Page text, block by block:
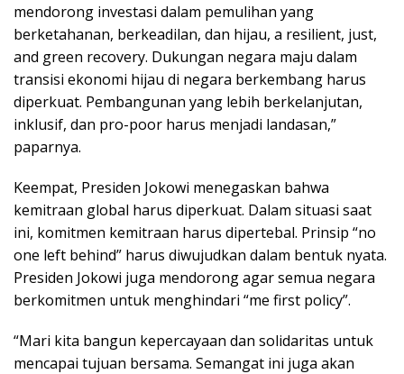
mendorong investasi dalam pemulihan yang
berketahanan, berkeadilan, dan hijau, a resilient, just,
and green recovery. Dukungan negara maju dalam
transisi ekonomi hijau di negara berkembang harus
diperkuat. Pembangunan yang lebih berkelanjutan,
inklusif, dan pro-poor harus menjadi landasan,”
paparnya.
Keempat, Presiden Jokowi menegaskan bahwa
kemitraan global harus diperkuat. Dalam situasi saat
ini, komitmen kemitraan harus dipertebal. Prinsip “no
one left behind” harus diwujudkan dalam bentuk nyata.
Presiden Jokowi juga mendorong agar semua negara
berkomitmen untuk menghindari “me first policy”.
“Mari kita bangun kepercayaan dan solidaritas untuk
mencapai tujuan bersama. Semangat ini juga akan